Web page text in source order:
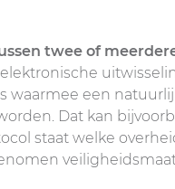
twee of
waarmee een
Dat kan
staat welke